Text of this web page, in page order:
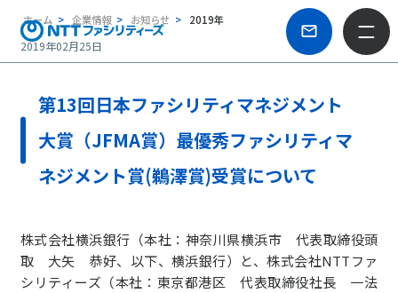
ホーム 企業情報 お知らせ 2019年
2019年02月25日
第13回日本ファシリティマネジメント
大賞（JFMA賞）最優秀ファシリティマ
ネジメント賞(鵜澤賞)受賞について
株式会社横浜銀行（本社：神奈川県横浜市 代表取締役頭
取 大矢 恭好、以下、横浜銀行）と、株式会社NTTファ
シリティーズ（本社：東京都港区 代表取締役社長 一法